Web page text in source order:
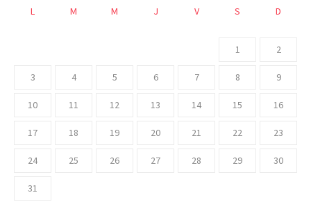
L M M J V S D
1 2
3 4 5 6 7 8 9
10 11 12 13 14 15 16
17 18 19 20 21 22 23
24 25 26 27 28 29 30
31